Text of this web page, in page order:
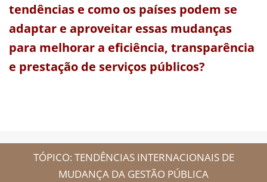
tendências e como os países podem se
adaptar e aproveitar essas mudanças
para melhorar a eficiência, transparência
e prestação de serviços públicos?
TÓPICO: TENDÊNCIAS INTERNACIONAIS DE
MUDANÇA DA GESTÃO PÚBLICA